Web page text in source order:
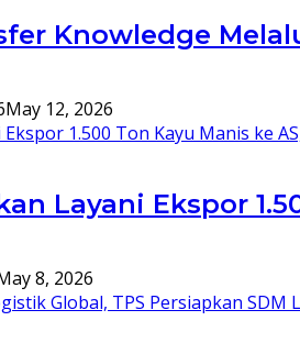
Knowledge
May 12, 2026
Layani Ekspor
8, 2026